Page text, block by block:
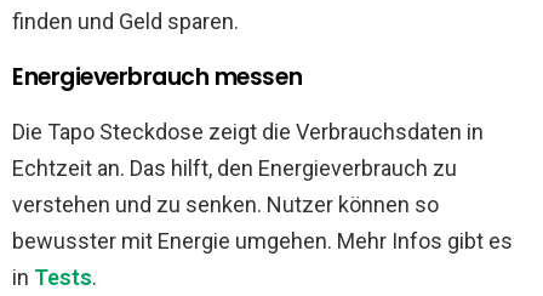
finden und Geld sparen.
Energieverbrauch messen
Die Tapo Steckdose zeigt die Verbrauchsdaten in
Echtzeit an. Das hilft, den Energieverbrauch zu
verstehen und zu senken. Nutzer können so
bewusster mit Energie umgehen. Mehr Infos gibt es
in Tests.